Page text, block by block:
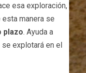
esa exploración,
manera se
plazo. Ayuda a
explotará en el